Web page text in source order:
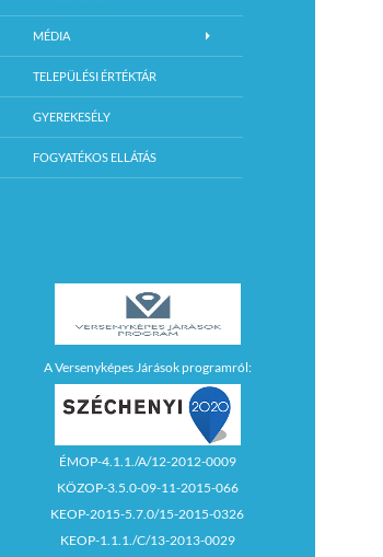
MÉDIA
TELEPÜLÉSI ÉRTÉKTÁR
GYEREKESÉLY
FOGYATÉKOS ELLÁTÁS
A Versenyképes Járások programról:
ÉMOP-4.1.1./A/12-2012-0009
KÖZOP-3.5.0-09-11-2015-066
KEOP-2015-5.7.0/15-2015-0326
KEOP-1.1.1./C/13-2013-0029